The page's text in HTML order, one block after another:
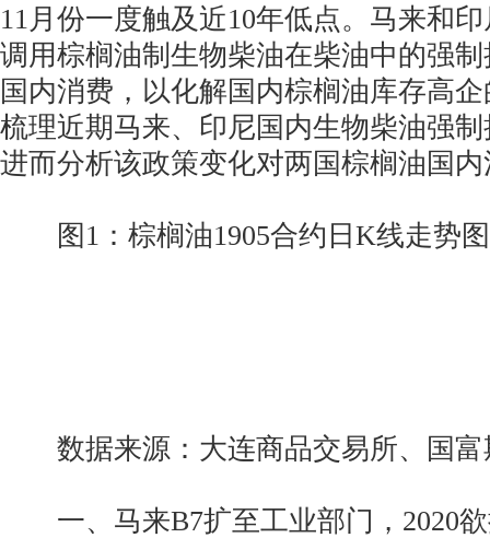
11月份一度触及近10年低点。马来和
调用棕榈油制生物柴油在柴油中的强
国内消费，以化解国内棕榈油库存高
梳理近期马来、印尼国内生物柴油强
进而分析该政策变化对两国棕榈油国
图1：棕榈油1905合约日K线走势图
数据来源：大连商品交易所、国富
一、马来B7扩至工业部门，2020欲